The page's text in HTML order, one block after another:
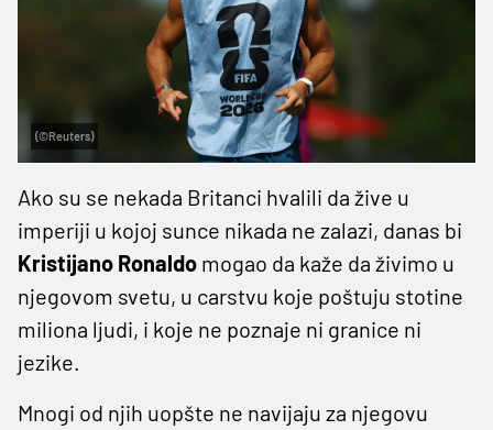
(©Reuters)
Ako su se nekada Britanci hvalili da žive u
imperiji u kojoj sunce nikada ne zalazi, danas bi
Kristijano Ronaldo mogao da kaže da živimo u
njegovom svetu, u carstvu koje poštuju stotine
miliona ljudi, i koje ne poznaje ni granice ni
jezike.
Mnogi od njih uopšte ne navijaju za njegovu